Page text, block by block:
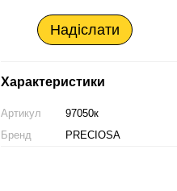
Надіслати
Характеристики
Артикул
97050к
Бренд
PRECIOSA